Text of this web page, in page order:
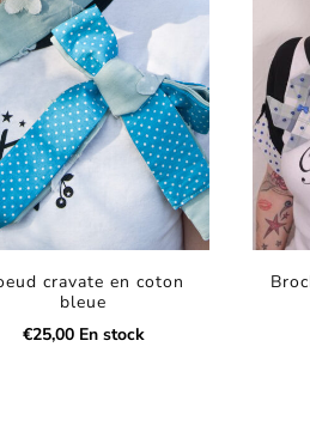
cravate en coton
bleue
€25,00 En stock